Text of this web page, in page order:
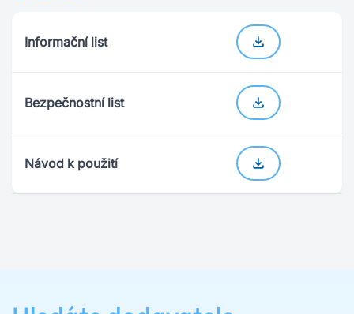
Informační list
Bezpečnostní list
Návod k použití